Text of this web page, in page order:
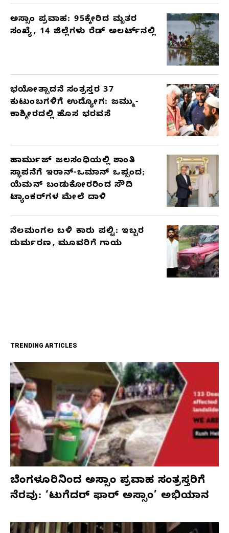
ಅಸ್ಸಾಂ ಪ್ರವಾಹ: 95ಕ್ಕೇರಿದ ಮೃತರ
ಸಂಖ್ಯೆ, 14 ಜಿಲ್ಲೆಗಳು ರೆಡ್ ಅಲರ್ಟ್‌ನಲ್ಲಿ
ಭಯೋತ್ಪಾದನೆ ಸಂತ್ರಸ್ತರ 37
ಕುಟುಂಬಗಳಿಗೆ ಉದ್ಯೋಗ: ಜಮ್ಮು-
ಕಾಶ್ಮೀರದಲ್ಲಿ ಹೊಸ ಭರವಸೆ
ಹಾರ್ಮುಜ್ ಜಲಸಂಧಿಯಲ್ಲಿ ಶಾಂತಿ
ಸ್ಥಾಪನೆಗೆ ಇರಾನ್-ಒಮಾನ್ ಒಪ್ಪಂದ;
ಯೆಮನ್ ಬಂಡುಕೋರರಿಂದ ಸೌದಿ
ಟ್ಯಾಂಕರ್‌ಗಳ ಮೇಲೆ ದಾಳಿ
ನೆಲಮಂಗಲ ಬಳಿ ಕಾರು ಪಲ್ಟಿ: ಇಬ್ಬರ
ದುರ್ಮರಣ, ಮೂವರಿಗೆ ಗಾಯ
TRENDING ARTICLES
ಬೆಂಗಳೂರಿನಿಂದ ಅಸ್ಸಾಂ ಪ್ರವಾಹ ಸಂತ್ರಸ್ತರಿಗೆ
ನೆರವು: ‘ಟುಗೆದರ್ ಫಾರ್ ಅಸ್ಸಾಂ’ ಅಭಿಯಾನ